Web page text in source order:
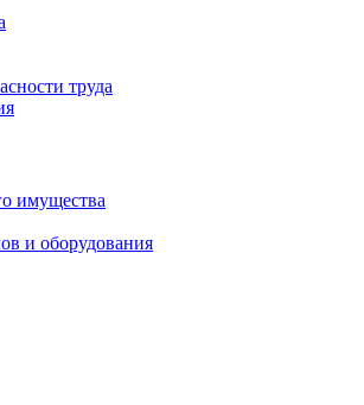
труда
имущества
и оборудования